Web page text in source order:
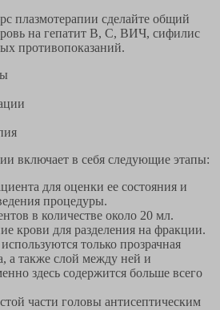
плазмотерапии сделайте общий
на гепатит B, С, ВИЧ, сифилис
противопоказаний.
включает в себя следующие этапы:
для оценки ее состояния и
процедуры.
в количестве около 20 мл.
крови для разделения на фракции.
только прозрачная
а также слой между ней и
здесь содержится больше всего
части головы антисептическим